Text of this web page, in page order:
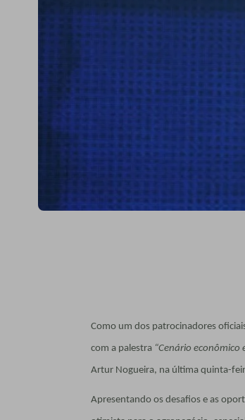
Como um dos patrocinadores
com a palestra “Cenário
Artur Nogueira, na última quinta-
Apresentando os desafios e as